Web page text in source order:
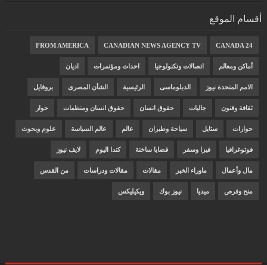
أقسام الموقع
CANADA 24
CANADIAN NEWS AGENCY TV
FROM AMERICA
أماكن ومعالم اتصالات وتكنولوجيا احداث ومؤتمرات اديان
الامم المتحدة نيوز الدبلوماسى الرئيسية الشأن المصرى بروفايل
ثقافة وفنون جاليات حقوق انسان حقوق انسان ومنظمات حوار
حوارات ستايل سياحة وطيران عالم عالم السياسة علوم وبحوث
فوتوغرافيا فيزا وسفر قضايا ساخنة كندا اليوم لايف نيوز
مال وأعمال ماوراء الخبر مقالات مقالات ودراسات من القدس
منح وفرص ميديا نيوز بوك ويكيليكس